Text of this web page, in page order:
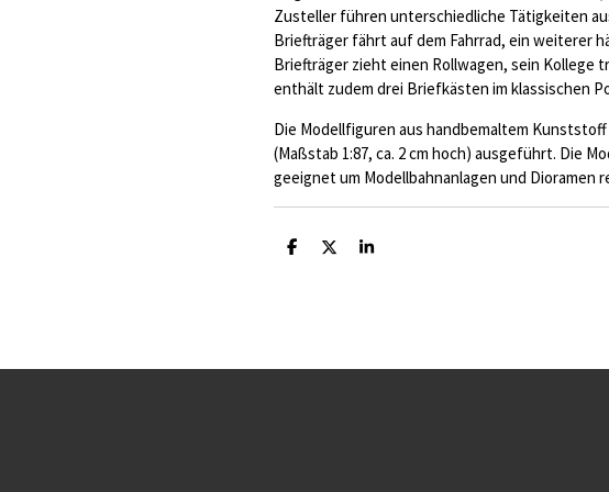
Zusteller führen unterschiedliche Tätigkeiten
Briefträger fährt auf dem Fahrrad, ein weiterer
Briefträger zieht einen Rollwagen, sein Kollege
enthält zudem drei Briefkästen im klassischen
Die Modellfiguren aus handbemaltem
(Maßstab 1:87, ca. 2 cm hoch) ausgeführt. Die
geeignet um Modellbahnanlagen und Dioramen
T
T
T